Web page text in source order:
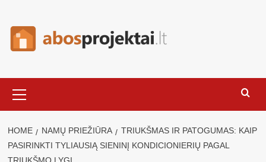
content
Menu
HOME NAMŲ PRIEŽIŪRA
TRIUKŠMAS IR PATOGUMAS: KAIP
PASIRINKTI TYLIAUSIĄ SIENINĮ KONDICIONIERIŲ PAGAL